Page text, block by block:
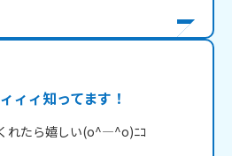
ィィ知ってます！
れたら嬉しい(o^―^o)ﾆｺ